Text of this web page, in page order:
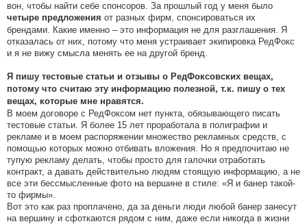
вон, чтобы найти себе спонсоров. За прошлый год у меня было
четыре предложения от разных фирм, спонсироваться их
брендами. Какие именно – это информация не для разглашения. Я
отказалась от них, потому что меня устраивает экипировка РедФокс
и я не вижу смысла менять ее на другой бренд.
Я пишу тестовые статьи и отзывы о РедФоксовских вещах,
потому что считаю эту информацию полезной, т.к. пишу о тех
вещах, которые мне нравятся.
В моем договоре с РедФоксом нет пункта, обязывающего писать
тестовые статьи. Я более 15 лет проработала в полиграфии и
рекламе и в моем распоряжении множество рекламных средств, с
помощью которых можно отбивать вложения. Но я предпочитаю не
тупую рекламу делать, чтобы просто для галочки отработать
контракт, а давать действительно людям стоящую информацию, а не
все эти бессмысленные фото на вершине в стиле: «Я и банер такой-
то фирмы».
Вот это как раз проплачено, да за деньги люди любой банер занесут
на вершину и сфоткаются рядом с ним, даже если никогда в жизни